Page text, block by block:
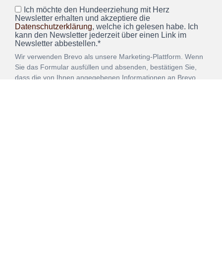
Ich möchte den Hundeerziehung mit Herz
Newsletter erhalten und akzeptiere die
Datenschutzerklärung, welche ich gelesen habe. Ich
kann den Newsletter jederzeit über einen Link im
Newsletter abbestellen.*
Wir verwenden Brevo als unsere Marketing-Plattform. Wenn
Sie das Formular ausfüllen und absenden, bestätigen Sie,
dass die von Ihnen angegebenen Informationen an Brevo